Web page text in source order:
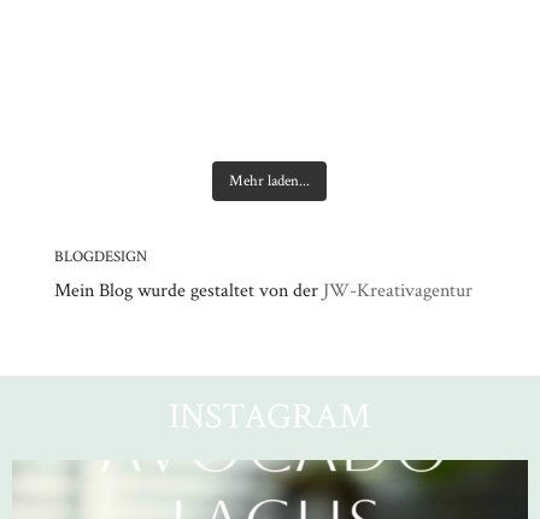
Mehr laden...
BLOGDESIGN
Mein Blog wurde gestaltet von der JW-Kreativagentur
INSTAGRAM